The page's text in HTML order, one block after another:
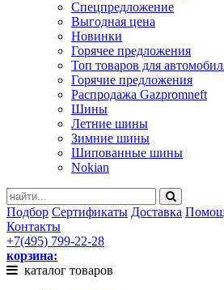
Спецпредложение
Выгодная цена
Новинки
Горячее предложения
Топ товаров для
Горячие предложения
Распродажа Gazpromneft
Шины
Летние шины
Зимние шины
Шипованные шины
Nokian
Подбор Сертификаты Доставка
Контакты
+7(495) 799-22-28
корзина:
каталог товаров